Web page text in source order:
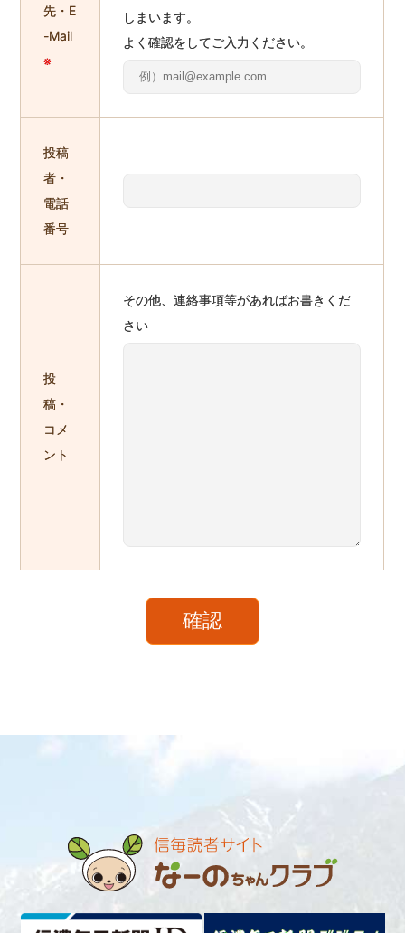
先・E
-Mail
※
しまいます。
よく確認をしてご入力ください。
投稿
者・
電話
番号
投
稿・
コメ
ント
その他、連絡事項等があればお書きくだ
さい